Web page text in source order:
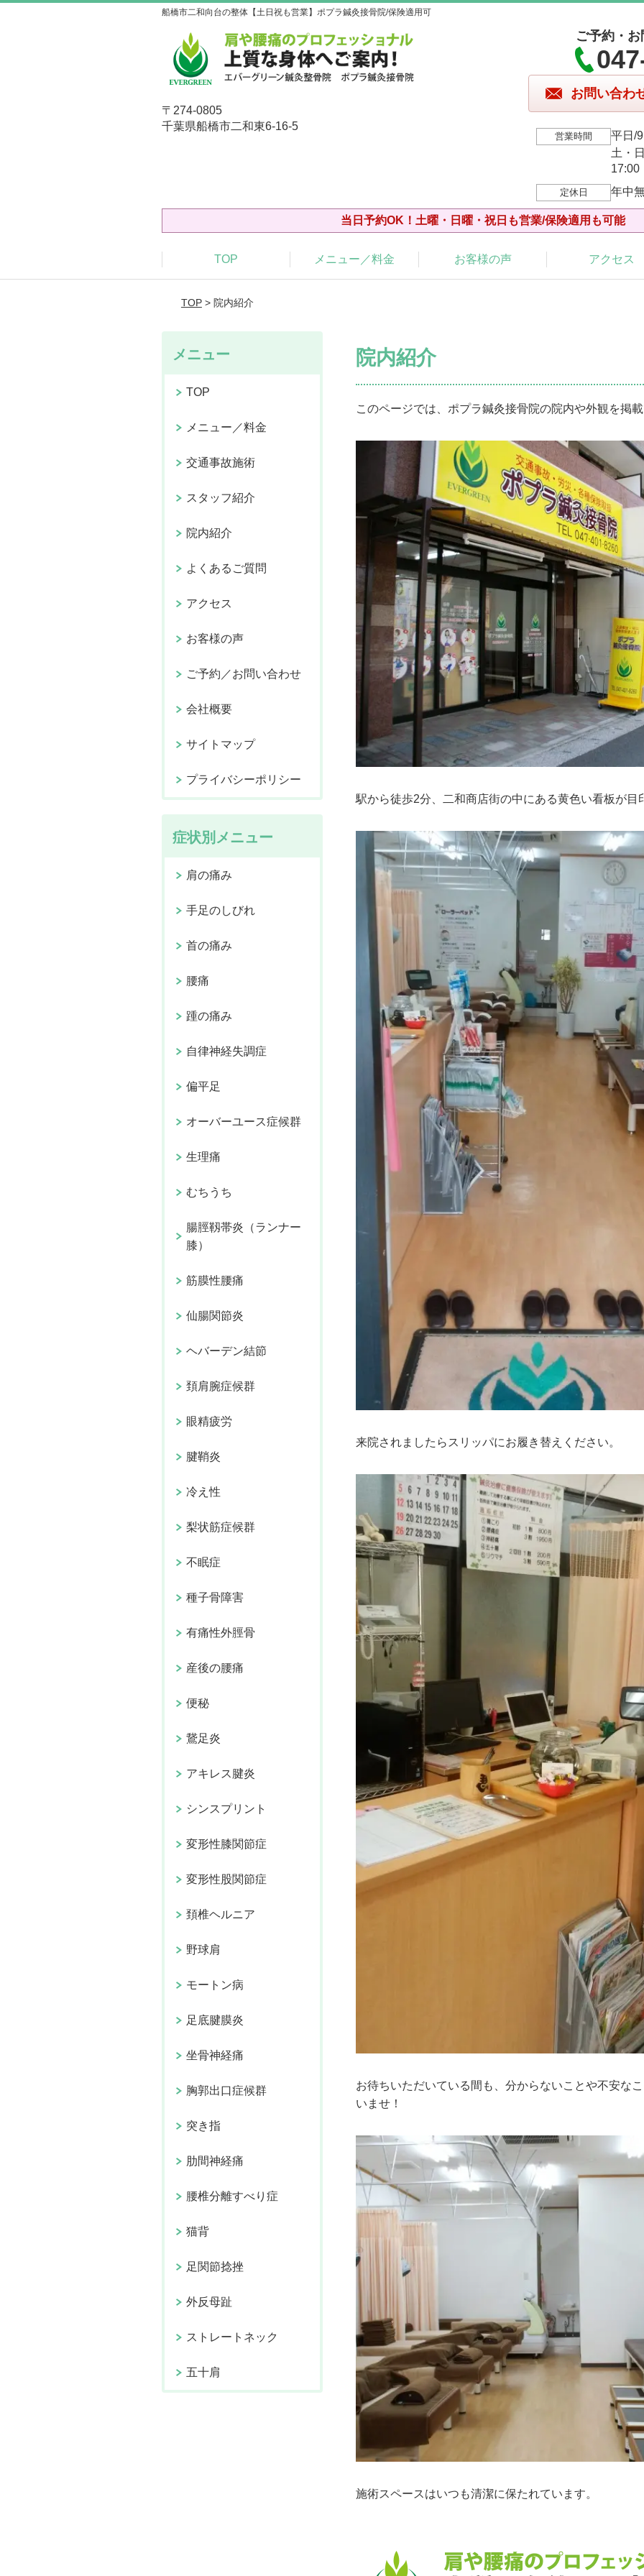
船橋市二和向台の整体【土日祝も営業】ポプラ鍼灸接骨院/保険適用可
〒274-0805
千葉県船橋市二和東6-16-5
ご予約・
お問い合わ
営業時間
平日/
土・
17:00
定休日 年中
当日予約OK！土曜・日曜・祝日も営業/保険適用も可能
TOP メニュー／料金 お客様の声 アクセス
TOP> 院内紹介
院内紹介
このページでは、ポプラ鍼灸接骨院の院内や外観を掲
駅から徒歩2分、二和商店街の中にある黄色い看板が目
来院されましたらスリッパにお履き替えください。
お待ちいただいている間も、分からないことや不安な
いませ！
施術スペースはいつも清潔に保たれています。
メニュー
TOP
メニュー／料金
交通事故施術
スタッフ紹介
院内紹介
よくあるご質問
アクセス
お客様の声
ご予約／お問い合わせ
会社概要
サイトマップ
プライバシーポリシー
症状別メニュー
肩の痛み
手足のしびれ
首の痛み
腰痛
踵の痛み
自律神経失調症
偏平足
オーバーユース症候群
生理痛
むちうち
腸脛靱帯炎（ランナー
膝）
筋膜性腰痛
仙腸関節炎
ヘバーデン結節
頚肩腕症候群
眼精疲労
腱鞘炎
冷え性
梨状筋症候群
不眠症
種子骨障害
有痛性外脛骨
産後の腰痛
便秘
鵞足炎
アキレス腱炎
シンスプリント
変形性膝関節症
変形性股関節症
頚椎ヘルニア
野球肩
モートン病
足底腱膜炎
坐骨神経痛
胸郭出口症候群
突き指
肋間神経痛
腰椎分離すべり症
猫背
足関節捻挫
外反母趾
ストレートネック
五十肩